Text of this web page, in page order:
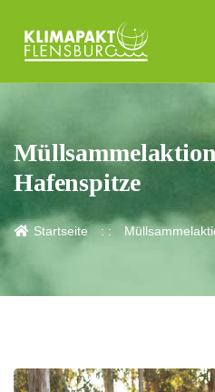
Hafenspitze
Startseite